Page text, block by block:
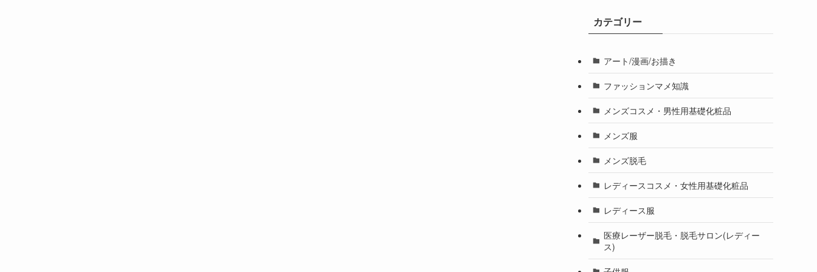
カテゴリー
アート/漫画/お描き
ファッションマメ知識
メンズコスメ・男性用基礎化粧品
メンズ服
メンズ脱毛
レディースコスメ・女性用基礎化粧品
レディース服
医療レーザー脱毛・脱毛サロン(レディー
ス)